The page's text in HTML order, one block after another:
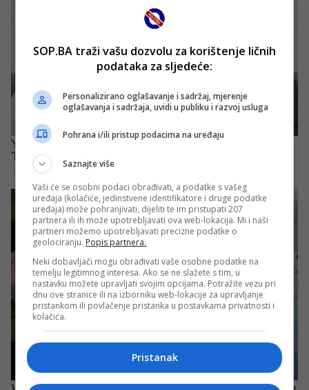
SOP.BA traži vašu dozvolu za korištenje ličnih
podataka za sljedeće:
Personalizirano oglašavanje i sadržaj, mjerenje
oglašavanja i sadržaja, uvidi u publiku i razvoj usluga
Pohrana i/ili pristup podacima na uređaju
Saznajte više
Vaši će se osobni podaci obrađivati, a podatke s vašeg
uređaja (kolačiće, jedinstvene identifikatore i druge podatke
uređaja) može pohranjivati, dijeliti te im pristupati 207
partnera ili ih može upotrebljavati ova web-lokacija. Mi i naši
partneri možemo upotrebljavati precizne podatke o
geolociranju. Popis partnera.
Neki dobavljači mogu obrađivati vaše osobne podatke na
temelju legitimnog interesa. Ako se ne slažete s tim, u
nastavku možete upravljati svojim opcijama. Potražite vezu pri
dnu ove stranice ili na izborniku web-lokacije za upravljanje
pristankom ili povlačenje pristanka u postavkama privatnosti i
kolačića.
Pristanak